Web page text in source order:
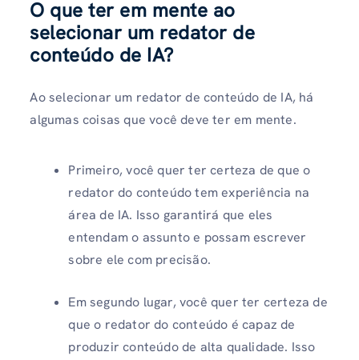
O que ter em mente ao
selecionar um redator de
conteúdo de IA?
Ao selecionar um redator de conteúdo de IA, há
algumas coisas que você deve ter em mente.
Primeiro, você quer ter certeza de que o
redator do conteúdo tem experiência na
área de IA. Isso garantirá que eles
entendam o assunto e possam escrever
sobre ele com precisão.
Em segundo lugar, você quer ter certeza de
que o redator do conteúdo é capaz de
produzir conteúdo de alta qualidade. Isso